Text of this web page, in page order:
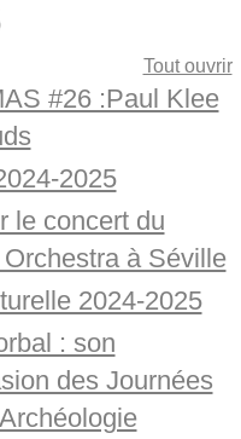
Tout ouvrir
#26 :Paul Klee
2025
le concert du
à Séville
2024-2025
: son
des Journées